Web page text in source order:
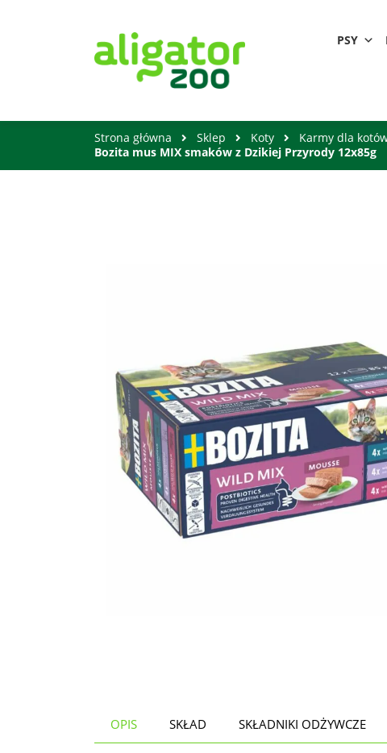
PSY
Strona główna Sklep Koty Karmy dla
Bozita mus MIX smaków z Dzikiej Przyrody 12x85g
OPIS SKŁAD SKŁADNIKI ODŻYWCZE